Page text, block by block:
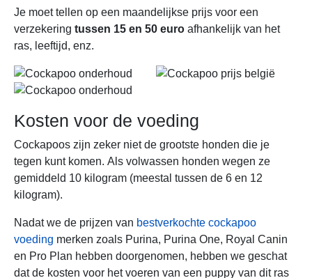
Je moet tellen op een maandelijkse prijs voor een
verzekering tussen 15 en 50 euro afhankelijk van het
ras, leeftijd, enz.
Kosten voor de voeding
Cockapoos zijn zeker niet de grootste honden die je
tegen kunt komen. Als volwassen honden wegen ze
gemiddeld 10 kilogram (meestal tussen de 6 en 12
kilogram).
Nadat we de prijzen van bestverkochte cockapoo
voeding merken zoals Purina, Purina One, Royal Canin
en Pro Plan hebben doorgenomen, hebben we geschat
dat de kosten voor het voeren van een puppy van dit ras